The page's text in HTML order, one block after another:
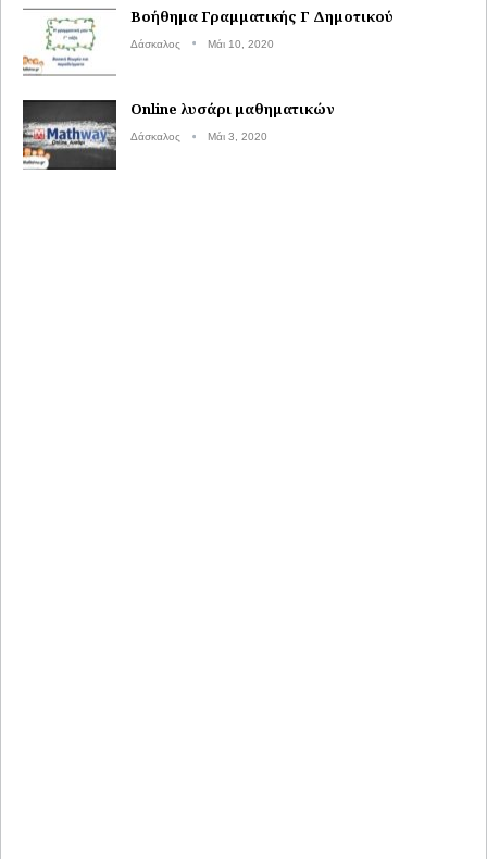
Βοήθημα Γραμματικής Γ Δημοτικού
Δάσκαλος Μάι 10, 2020
Online λυσάρι μαθηματικών
Δάσκαλος Μάι 3, 2020